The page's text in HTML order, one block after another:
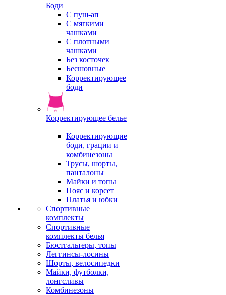
Боди
С пуш-ап
С мягкими
чашками
С плотными
чашками
Без косточек
Бесшовные
Корректирующее
боди
Корректирующее белье
Корректирующие
боди, грации и
комбинезоны
Трусы, шорты,
панталоны
Майки и топы
Пояс и корсет
Платья и юбки
Спортивные
комплекты
Спортивные
комплекты белья
Бюстгальтеры, топы
Леггинсы-лосины
Шорты, велосипедки
Майки, футболки,
лонгсливы
Комбинезоны